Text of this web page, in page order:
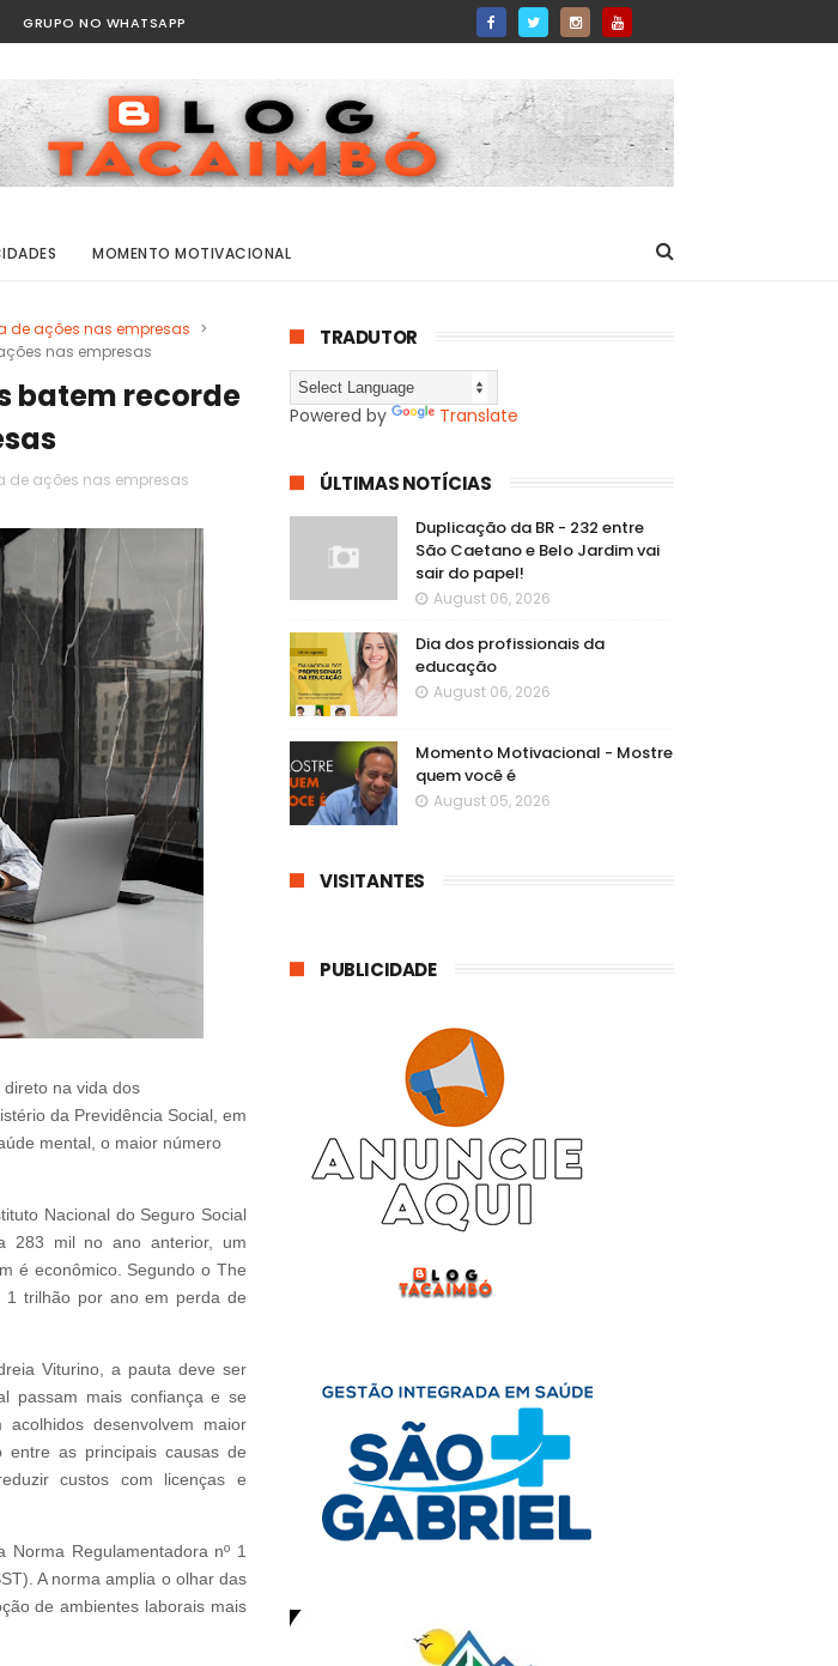
GRUPO NO WHATSAPP
MOMENTO MOTIVACIONAL
de ações nas empresas >
nas empresas
batem recorde
de ações nas empresas
na vida dos
da Previdência Social, em
mental, o maior número
Nacional do Seguro Social
283 mil no ano anterior, um
é econômico. Segundo o The
1 trilhão por ano em perda de
Viturino, a pauta deve ser
passam mais confiança e se
desenvolvem maior
entre as principais causas de
custos com licenças e
Regulamentadora nº 1
A norma amplia o olhar das
de ambientes laborais mais
TRADUTOR
Powered by Translate
ÚLTIMAS NOTÍCIAS
Duplicação da BR - 232 entre
São Caetano e Belo Jardim vai
sair do papel!
August 06, 2026
Dia dos profissionais da
educação
August 06, 2026
Momento Motivacional - Mostre
quem você é
August 05, 2026
VISITANTES
PUBLICIDADE